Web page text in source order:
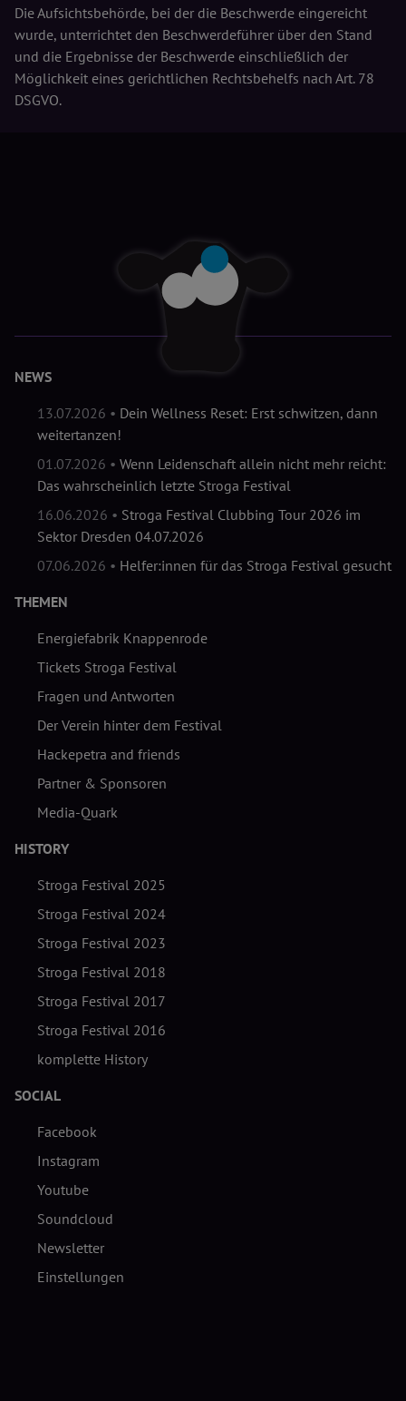
Die Aufsichtsbehörde, bei der die Beschwerde eingereicht
wurde, unterrichtet den Beschwerdeführer über den Stand
und die Ergebnisse der Beschwerde einschließlich der
Möglichkeit eines gerichtlichen Rechtsbehelfs nach Art. 78
DSGVO.
NEWS
13.07.2026 • Dein Wellness Reset: Erst schwitzen, dann
weitertanzen!
01.07.2026 • Wenn Leidenschaft allein nicht mehr reicht:
Das wahrscheinlich letzte Stroga Festival
16.06.2026 • Stroga Festival Clubbing Tour 2026 im
Sektor Dresden 04.07.2026
07.06.2026 • Helfer:innen für das Stroga Festival gesucht
THEMEN
Energiefabrik Knappenrode
Tickets Stroga Festival
Fragen und Antworten
Der Verein hinter dem Festival
Hackepetra and friends
Partner & Sponsoren
Media-Quark
HISTORY
Stroga Festival 2025
Stroga Festival 2024
Stroga Festival 2023
Stroga Festival 2018
Stroga Festival 2017
Stroga Festival 2016
komplette History
SOCIAL
Facebook
Instagram
Youtube
Soundcloud
Newsletter
Einstellungen